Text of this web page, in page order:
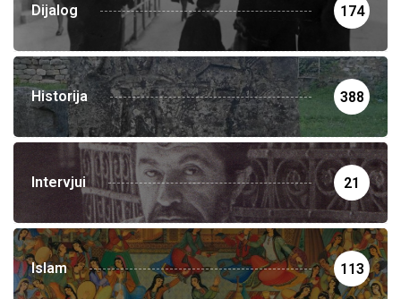
Dijalog 174
Historija 388
Intervjui 21
Islam 113